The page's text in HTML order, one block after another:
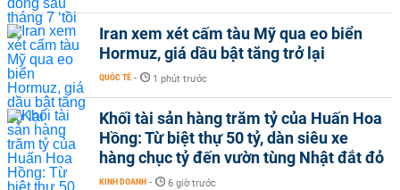
Iran xem xét cấm tàu Mỹ qua eo biển
Hormuz, giá dầu bật tăng trở lại
QUỐC TẾ - 1 phút trước
Khối tài sản hàng trăm tỷ của Huấn Hoa
Hồng: Từ biệt thự 50 tỷ, dàn siêu xe
hàng chục tỷ đến vườn tùng Nhật đắt đỏ
KINH DOANH - 6 giờ trước